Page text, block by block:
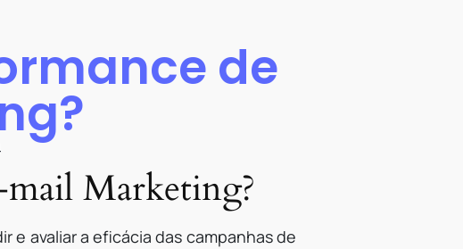
de
Marketing?
e avaliar a eficácia das campanhas de